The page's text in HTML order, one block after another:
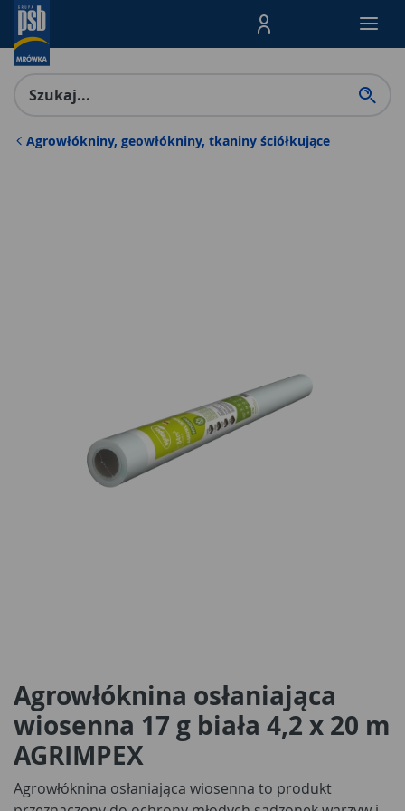
Menu Produktów,
Agrowłókniny, geowłókniny, tkaniny ściółkujące
Agrowłóknina osłaniająca
wiosenna 17 g biała 4,2 x 20 m
AGRIMPEX
Agrowłóknina osłaniająca wiosenna to produkt